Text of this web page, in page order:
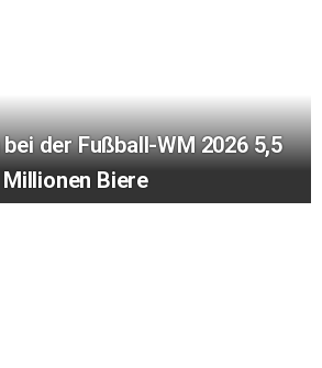
der Fußball-WM 2026 5,5
Millionen Biere